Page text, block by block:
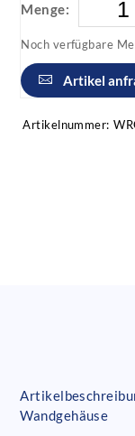
Menge:
Noch verfügbare
Artikel
Artikelnummer:
Wandgehäuse